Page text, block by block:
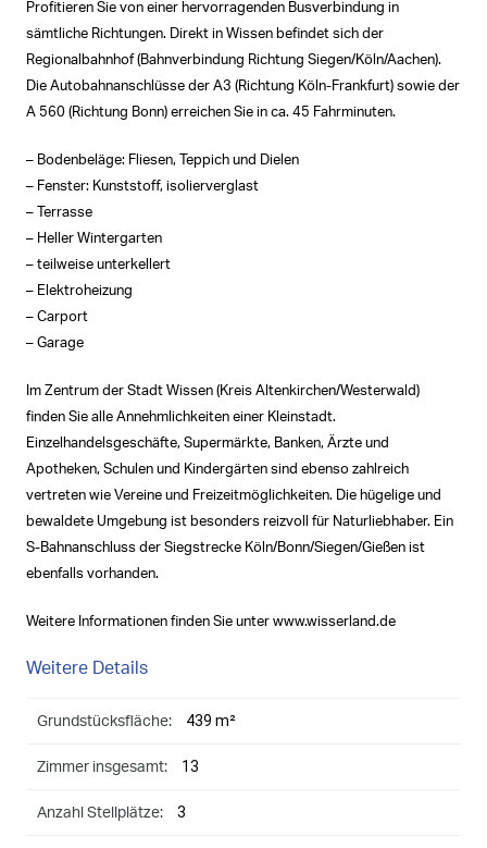
Profitieren Sie von einer hervorragenden Busverbindung in
sämtliche Richtungen. Direkt in Wissen befindet sich der
Regionalbahnhof (Bahnverbindung Richtung Siegen/Köln/Aachen).
Die Autobahnanschlüsse der A3 (Richtung Köln-Frankfurt) sowie der
A 560 (Richtung Bonn) erreichen Sie in ca. 45 Fahrminuten.
– Bodenbeläge: Fliesen, Teppich und Dielen
– Fenster: Kunststoff, isolierverglast
– Terrasse
– Heller Wintergarten
– teilweise unterkellert
– Elektroheizung
– Carport
– Garage
Im Zentrum der Stadt Wissen (Kreis Altenkirchen/Westerwald)
finden Sie alle Annehmlichkeiten einer Kleinstadt.
Einzelhandelsgeschäfte, Supermärkte, Banken, Ärzte und
Apotheken, Schulen und Kindergärten sind ebenso zahlreich
vertreten wie Vereine und Freizeitmöglichkeiten. Die hügelige und
bewaldete Umgebung ist besonders reizvoll für Naturliebhaber. Ein
S-Bahnanschluss der Siegstrecke Köln/Bonn/Siegen/Gießen ist
ebenfalls vorhanden.
Weitere Informationen finden Sie unter www.wisserland.de
Weitere Details
Grundstücksfläche: 439 m²
Zimmer insgesamt: 13
Anzahl Stellplätze: 3